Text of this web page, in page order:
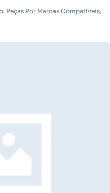
Peças Por Marcas Compatíveis,